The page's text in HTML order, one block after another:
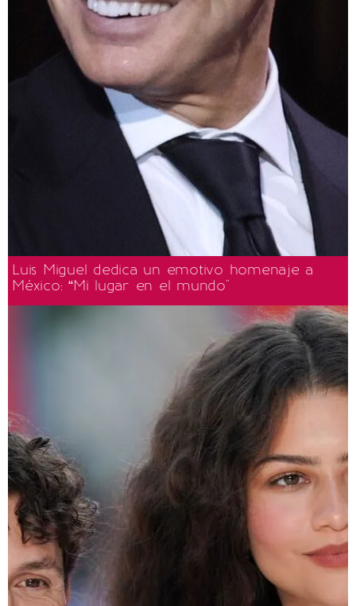
Luis Miguel dedica un emotivo homenaje a
México: “Mi lugar en el mundo"